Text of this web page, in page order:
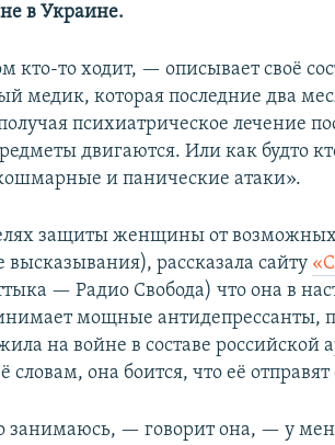
в Украине.
кто-то ходит, — описывает своё
медик, которая последние два
психиатрическое лечение
двигаются. Или как будто
и панические атаки».
защиты женщины от
рассказала сайту
— Радио Свобода) что она в
мощные антидепрессанты,
на войне в составе российской
она боится, что её отправят
занимаюсь, — говорит она, — у